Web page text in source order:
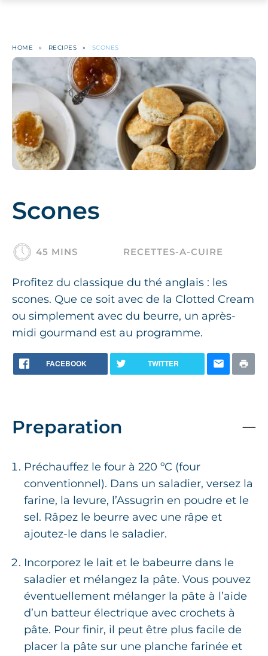
HOME » RECIPES » SCONES
Scones
45 MINS RECETTES-A-CUIRE
Profitez du classique du thé anglais : les
scones. Que ce soit avec de la Clotted Cream
ou simplement avec du beurre, un après-
midi gourmand est au programme.
FACEBOOK TWITTER
Preparation
Préchauffez le four à 220 ºC (four
conventionnel). Dans un saladier, versez la
farine, la levure, l’Assugrin en poudre et le
sel. Râpez le beurre avec une râpe et
ajoutez-le dans le saladier.
Incorporez le lait et le babeurre dans le
saladier et mélangez la pâte. Vous pouvez
éventuellement mélanger la pâte à l’aide
d’un batteur électrique avec crochets à
pâte. Pour finir, il peut être plus facile de
placer la pâte sur une planche farinée et